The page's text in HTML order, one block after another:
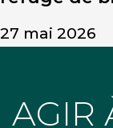
27 mai 2026
AGIR